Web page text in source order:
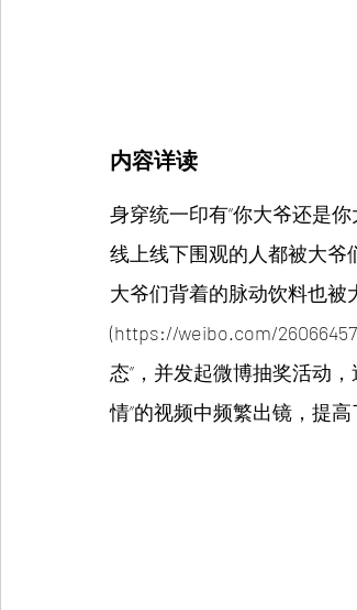
内容详读
身穿统一印有“你大爷还是
线上线下围观的人都被大爷
大爷们背着的脉动饮料也
(https://weibo.com/
态”，并发起微博抽奖活动
情”的视频中频繁出镜，提高